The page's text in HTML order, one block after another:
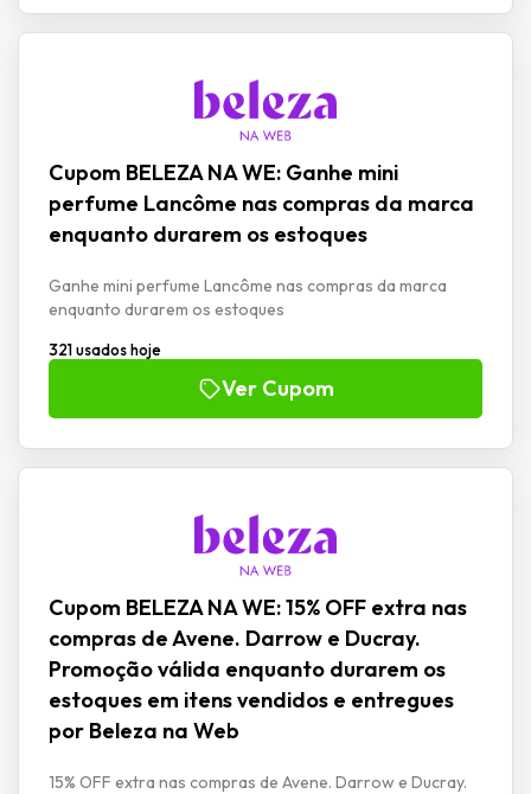
Cupom BELEZA NA WE: Ganhe mini
perfume Lancôme nas compras da marca
enquanto durarem os estoques
Ganhe mini perfume Lancôme nas compras da marca
enquanto durarem os estoques
321 usados hoje
Ver Cupom
Cupom BELEZA NA WE: 15% OFF extra nas
compras de Avene. Darrow e Ducray.
Promoção válida enquanto durarem os
estoques em itens vendidos e entregues
por Beleza na Web
15% OFF extra nas compras de Avene. Darrow e Ducray.